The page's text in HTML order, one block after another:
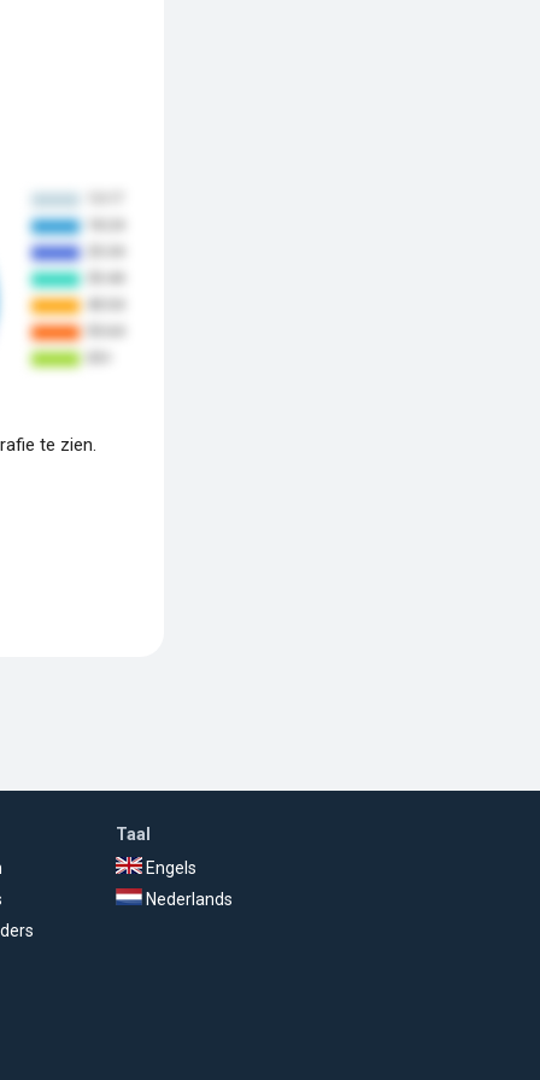
te zien.
Taal
Engels
Nederlands